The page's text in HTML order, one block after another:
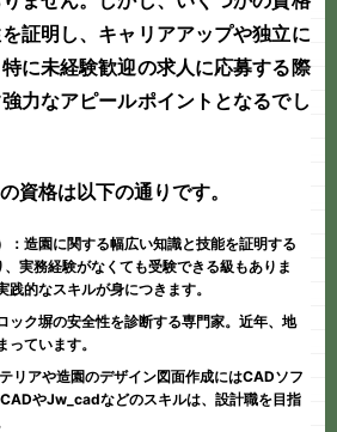
証明し、キャリアアップや独立に
に未経験歓迎の求人に応募する際
力なアピールポイントとなるでし
資格は以下の通りです。
：造園に関する幅広い知識と技能を証明する
実務経験がなくても受験できる級もありま
的なスキルが身につきます。
ック塀の安全性を診断する専門家。近年、地
っています。
リアや造園のデザイン図面作成にはCADソフ
やJw_cadなどのスキルは、設計職を目指